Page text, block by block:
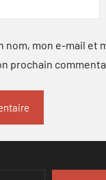
nom, mon e-mail et
prochain